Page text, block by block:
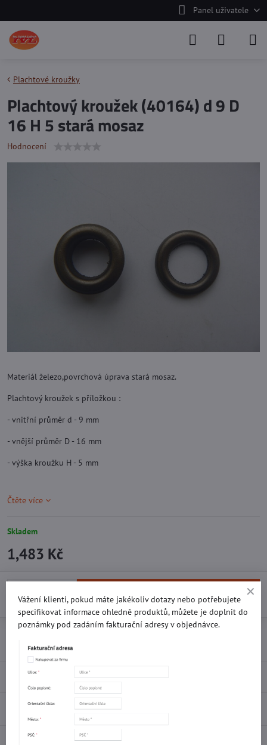
Panel uživatele
Plachtové kroužky
Plachtový kroužek (40164) d 9 D
16 H 5 stará mosaz
Hodnocení
Materiál železo,povrchová úprava stará mosaz.
Plachtový kroužek s příložkou :
- vnitřní průměr d - 9 mm
- vnější průměr D - 16 mm
- výška kroužku H - 5 mm
Čtěte více
Skladem
1,483 Kč
Do košíku
Popis
Recenze
Vážení klienti, pokud máte jakékoliv dotazy nebo potřebujete
specifikovat informace ohledně produktů, můžete je doplnit do
poznámky pod zadáním fakturační adresy v objednávce.